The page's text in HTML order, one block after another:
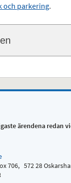
och parkering.
ärendena redan
706, 572 28